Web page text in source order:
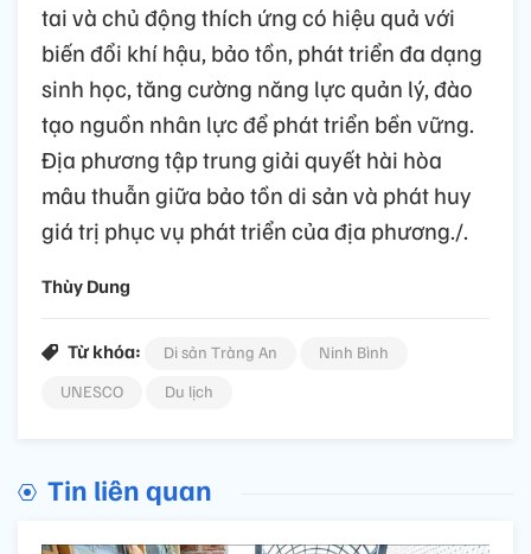
tai và chủ động thích ứng có hiệu quả với
biến đổi khí hậu, bảo tồn, phát triển đa dạng
sinh học, tăng cường năng lực quản lý, đào
tạo nguồn nhân lực để phát triển bền vững.
Địa phương tập trung giải quyết hài hòa
mâu thuẫn giữa bảo tồn di sản và phát huy
giá trị phục vụ phát triển của địa phương./.
Thùy Dung
Từ khóa: Di sản Tràng An
Ninh Bình
UNESCO
Du lịch
Tin liên quan